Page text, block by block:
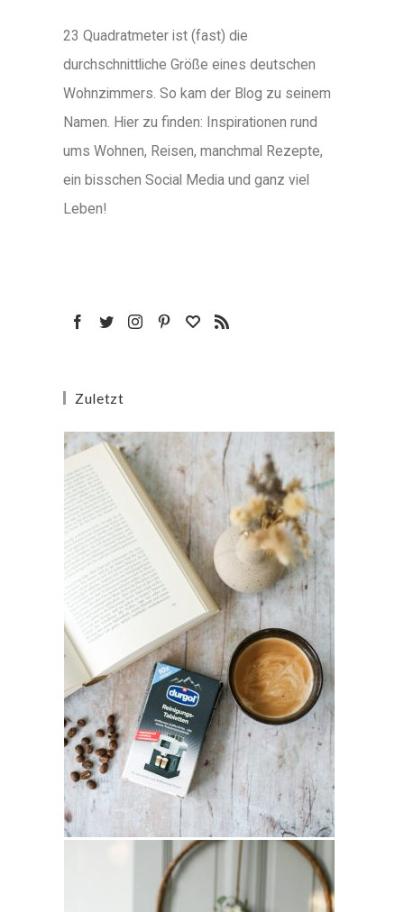
23 Quadratmeter ist (fast) die
durchschnittliche Größe eines deutschen
Wohnzimmers. So kam der Blog zu seinem
Namen. Hier zu finden: Inspirationen rund
ums Wohnen, Reisen, manchmal Rezepte,
ein bisschen Social Media und ganz viel
Leben!
Zuletzt